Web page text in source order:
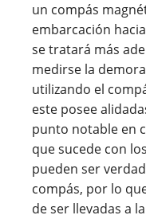
un compás
embarcación
se tratará más
medirse la
utilizando el
este posee
punto notable en
que sucede con
pueden ser
compás, por lo
de ser llevadas a